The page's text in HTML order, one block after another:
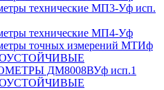
технические МП3-Уф исп.
технические МП4-Уф
точных измерений МТИф
ДМ8008ВУф исп.1